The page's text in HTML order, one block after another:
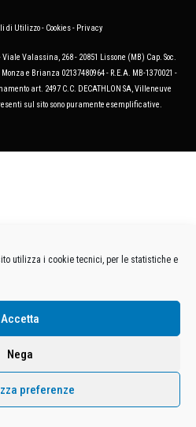
utilizza i cookie tecnici, per le statistiche e
Accetta
Nega
preferenze
di Utilizzo- Cookies- Privacy
Valassina, 268 - 20851 Lissone (MB) Cap. Soc.
e Brianza 02137480964 - R.E.A. MB-1370021 -
art. 2497 C.C. DECATHLON SA, Villeneuve
sul sito sono puramente esemplificative.